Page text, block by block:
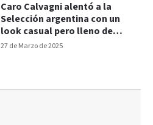
27 de Marzo de 2025
Caro Calvagni alentó a la
Selección argentina con un
look casual pero lleno de
estilo